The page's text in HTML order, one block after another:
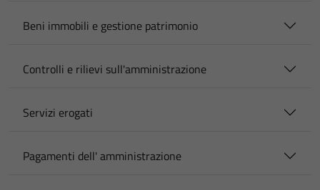
Beni immobili e gestione patrimonio
Controlli e rilievi sull'amministrazione
Servizi erogati
Pagamenti dell' amministrazione